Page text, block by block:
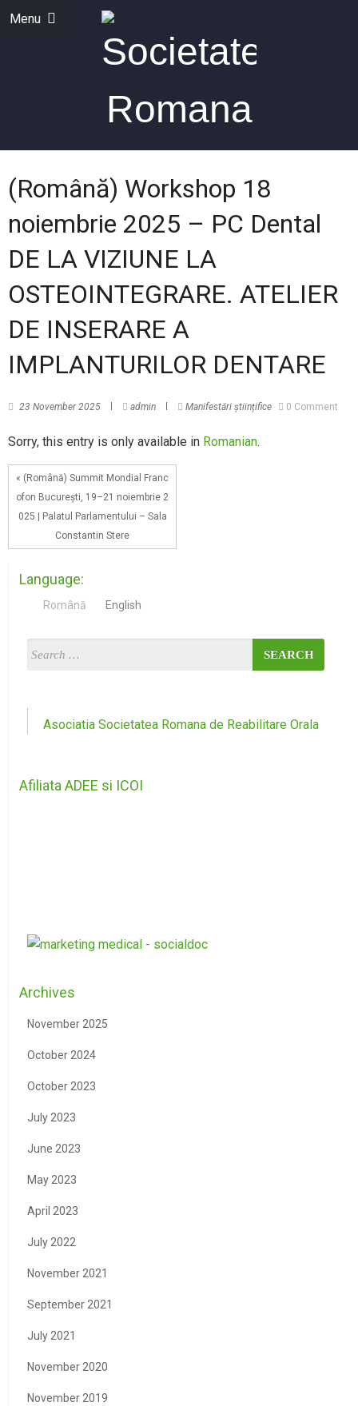
Menu
(Română) Workshop 18
noiembrie 2025 – PC Dental
DE LA VIZIUNE LA
OSTEOINTEGRARE. ATELIER
DE INSERARE A
IMPLANTURILOR DENTARE
23 November 2025 admin Manifestări științifice 0 Comment
Sorry, this entry is only available in Romanian.
« (Română) Summit Mondial Franc
ofon București, 19–21 noiembrie 2
025 | Palatul Parlamentului – Sala
Constantin Stere
Language:
Română English
Asociatia Societatea Romana de Reabilitare Orala
Afiliata ADEE si ICOI
Archives
November 2025
October 2024
October 2023
July 2023
June 2023
May 2023
April 2023
July 2022
November 2021
September 2021
July 2021
November 2020
November 2019